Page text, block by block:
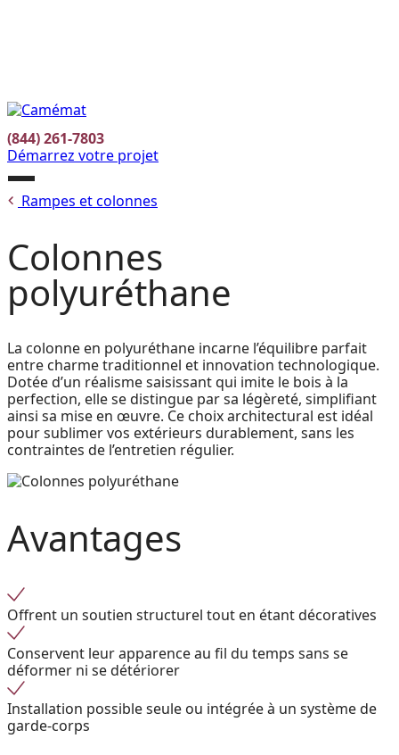
(844) 261-7803
Démarrez votre projet
Ouvrir
le
Rampes et colonnes
Colonnes
polyuréthane
La colonne en polyuréthane incarne l’équilibre parfait
entre charme traditionnel et innovation technologique.
Dotée d’un réalisme saisissant qui imite le bois à la
perfection, elle se distingue par sa légèreté, simplifiant
ainsi sa mise en œuvre. Ce choix architectural est idéal
pour sublimer vos extérieurs durablement, sans les
contraintes de l’entretien régulier.
Avantages
Offrent un soutien structurel tout en étant décoratives
Conservent leur apparence au fil du temps sans se
déformer ni se détériorer
Installation possible seule ou intégrée à un système de
garde-corps